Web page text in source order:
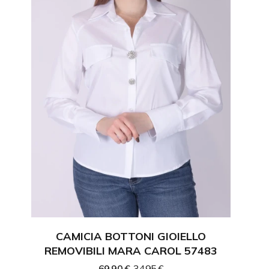
CAMICIA BOTTONI GIOIELLO
REMOVIBILI MARA CAROL 57483